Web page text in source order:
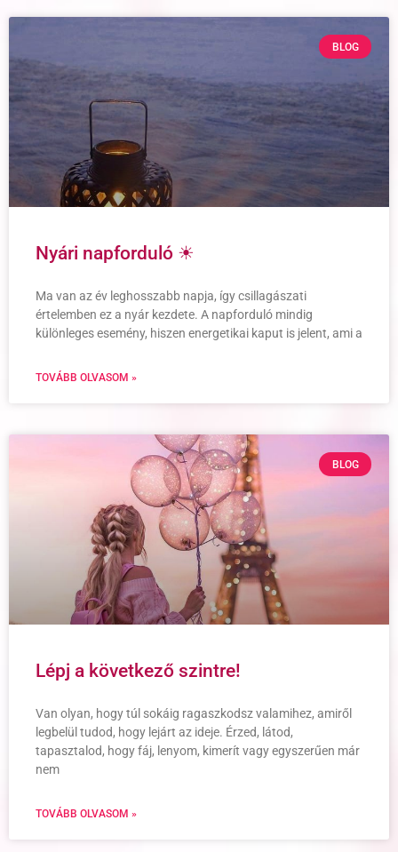
BLOG
Nyári napforduló ☀
Ma van az év leghosszabb napja, így csillagászati
értelemben ez a nyár kezdete. A napforduló mindig
különleges esemény, hiszen energetikai kaput is jelent, ami a
TOVÁBB OLVASOM »
BLOG
Lépj a következő szintre!
Van olyan, hogy túl sokáig ragaszkodsz valamihez, amiről
legbelül tudod, hogy lejárt az ideje. Érzed, látod,
tapasztalod, hogy fáj, lenyom, kimerít vagy egyszerűen már
nem
TOVÁBB OLVASOM »